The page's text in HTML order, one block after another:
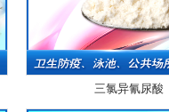
三氯异氰尿酸